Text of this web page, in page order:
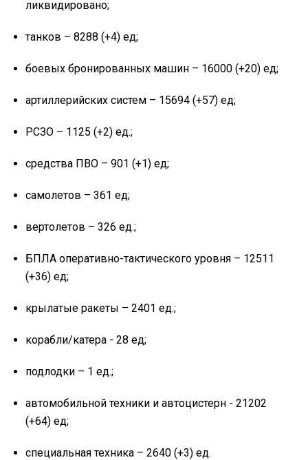
ликвидировано;
танков – 8288 (+4) ед;
боевых бронированных машин – 16000 (+20) ед;
артиллерийских систем – 15694 (+57) ед;
РСЗО – 1125 (+2) ед.;
средства ПВО – 901 (+1) ед;
самолетов – 361 ед;
вертолетов – 326 ед.;
БПЛА оперативно-тактического уровня – 12511
(+36) ед;
крылатые ракеты – 2401 ед.;
корабли/катера - 28 ед;
подлодки – 1 ед.;
автомобильной техники и автоцистерн - 21202
(+64) ед;
специальная техника – 2640 (+3) ед.